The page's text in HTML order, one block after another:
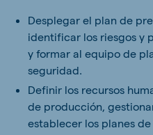
Desplegar el plan de
identificar los riesgos y
y formar al equipo de
seguridad.
Definir los recursos
de producción,
establecer los planes